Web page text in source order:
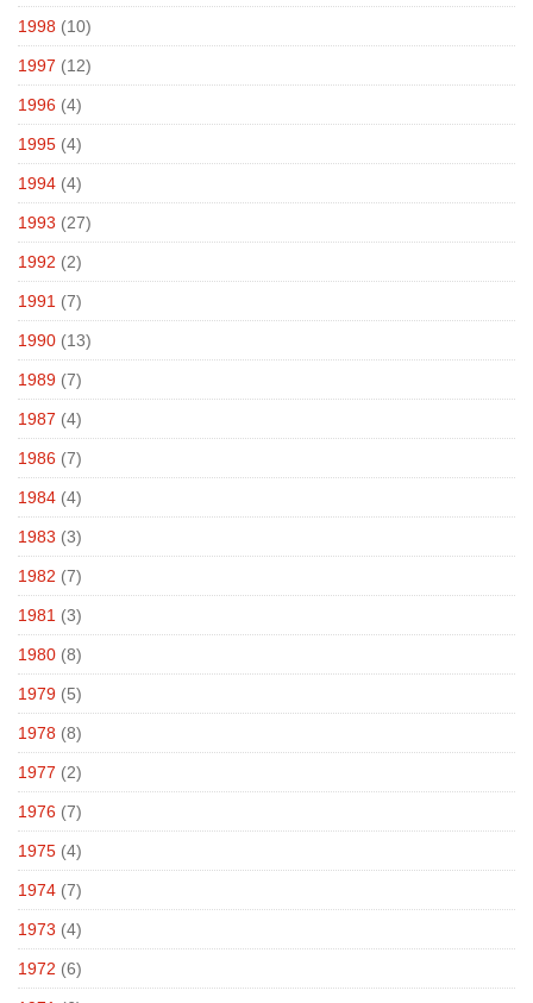
1998 (10)
1997 (12)
1996 (4)
1995 (4)
1994 (4)
1993 (27)
1992 (2)
1991 (7)
1990 (13)
1989 (7)
1987 (4)
1986 (7)
1984 (4)
1983 (3)
1982 (7)
1981 (3)
1980 (8)
1979 (5)
1978 (8)
1977 (2)
1976 (7)
1975 (4)
1974 (7)
1973 (4)
1972 (6)